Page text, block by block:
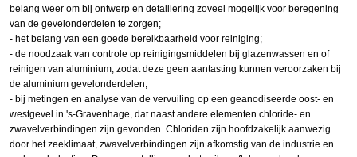
belang weer om bij ontwerp en detaillering zoveel mogelijk voor beregening
van de gevelonderdelen te zorgen;
- het belang van een goede bereikbaarheid voor reiniging;
- de noodzaak van controle op reinigingsmiddelen bij glazenwassen en of
reinigen van aluminium, zodat deze geen aantasting kunnen veroorzaken bij
de aluminium gevelonderdelen;
- bij metingen en analyse van de vervuiling op een geanodiseerde oost- en
westgevel in 's-Gravenhage, dat naast andere elementen chloride- en
zwavelverbindingen zijn gevonden. Chloriden zijn hoofdzakelijk aanwezig
door het zeeklimaat, zwavelverbindingen zijn afkomstig van de industrie en